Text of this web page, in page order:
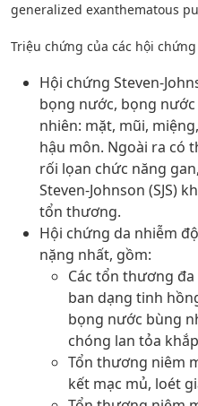
generalized exanthematous
Triệu chứng của các hội
Hội chứng Steven-
bọng nước, bọng
nhiên: mặt, mũi,
hậu môn. Ngoài ra có
rối lọan chức năng
Steven-Johnson (SJS)
tổn thương.
Hội chứng da nhiễm
nặng nhất, gồm:
Các tổn thương
ban dạng tinh
bọng nước bùng
chóng lan tỏa
Tổn thương niêm
kết mạc mủ, loét